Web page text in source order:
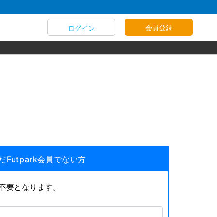
ログイン 会員登録
Futpark会員でない方
となります。